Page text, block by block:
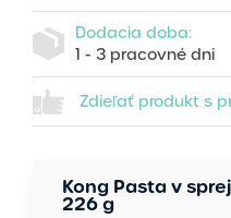
Dodacia doba:
1 - 3 pracovné dni
Zdieľať produkt s
Kong Pasta v
226 g